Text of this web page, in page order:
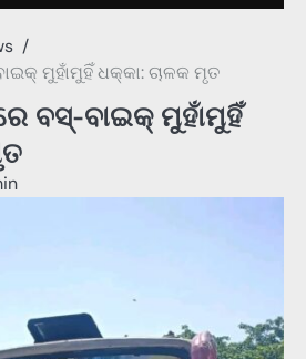
ମୁହାଁମୁହିଁ ଧକ୍କା: ଚାଳକ ମୃତ
ବସ୍-ବାଇକ୍ ମୁହାଁମୁହିଁ